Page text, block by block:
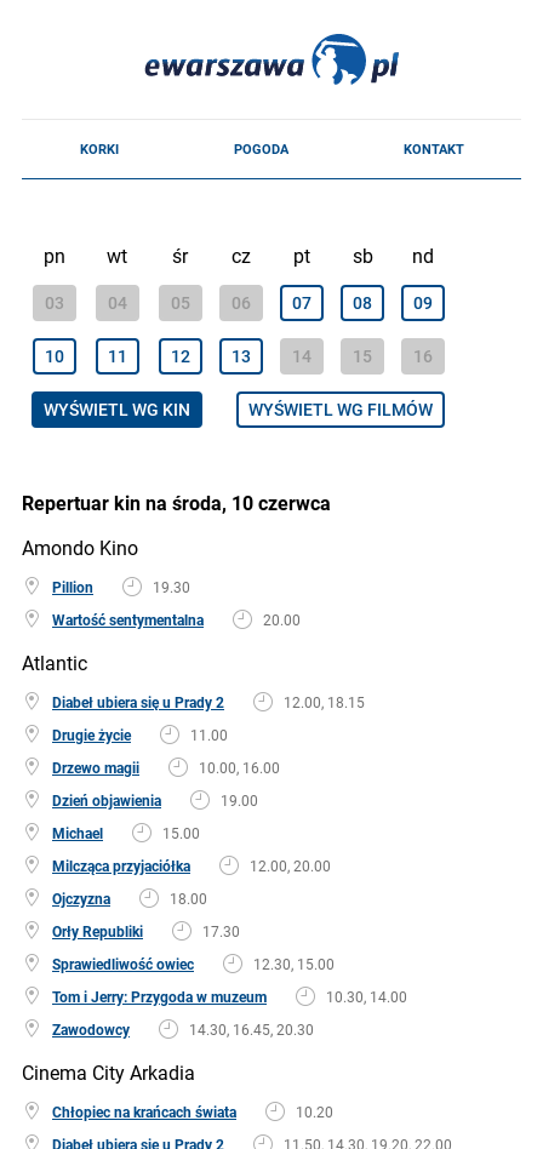
pn wt śr cz pt sb nd
03 04 05 06 07 08 09
10 11 12 13 14 15 16
WYŚWIETL WG KIN WYŚWIETL WG FILMÓW
Repertuar kin na środa, 10 czerwca
Amondo Kino
Pillion
19.30
Wartość sentymentalna
20.00
Atlantic
Diabeł ubiera się u Prady 2
12.00, 18.15
Drugie życie
11.00
Drzewo magii
10.00, 16.00
Dzień objawienia
19.00
Michael
15.00
Milcząca przyjaciółka
12.00, 20.00
Ojczyzna
18.00
Orły Republiki
17.30
Sprawiedliwość owiec
12.30, 15.00
Tom i Jerry: Przygoda w muzeum
10.30, 14.00
Zawodowcy
14.30, 16.45, 20.30
Cinema City Arkadia
Chłopiec na krańcach świata
10.20
Diabeł ubiera się u Prady 2
11.50, 14.30, 19.20, 22.00